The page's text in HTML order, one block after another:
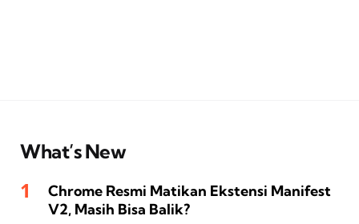
What’s New
Chrome Resmi Matikan Ekstensi Manifest
V2, Masih Bisa Balik?